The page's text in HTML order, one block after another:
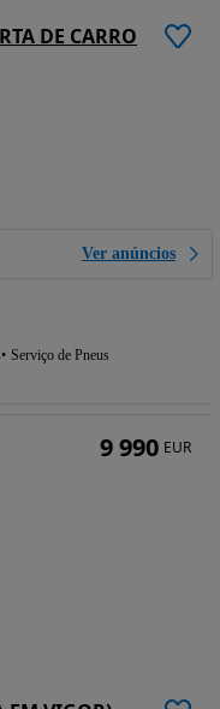
DE CARRO
Ver anúncios
Serviço de Pneus
9 990 EUR